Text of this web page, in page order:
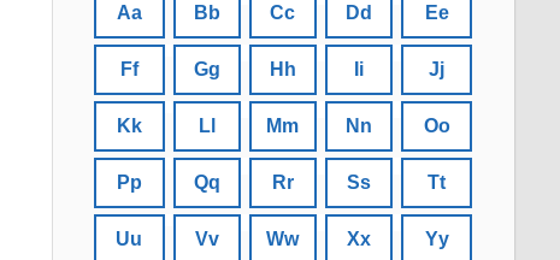
Aa Bb Cc Dd Ee
Ff Gg Hh Ii Jj
Kk Ll Mm Nn Oo
Pp Qq Rr Ss Tt
Uu Vv Ww Xx Yy